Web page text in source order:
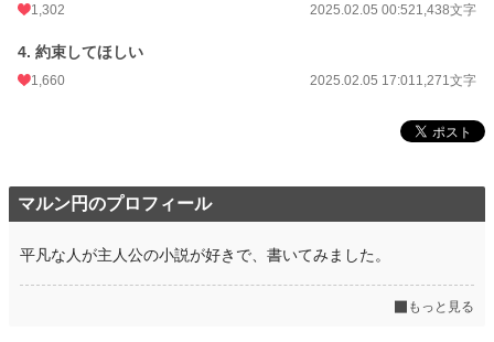
初回完結日時
年間ポイント 182,368 pt (3,442 位)
1,302 2025.02.05 00:521,438文字
4. 約束してほしい
1,660 2025.02.05 17:011,271文字
マルン円のプロフィール
平凡な人が主人公の小説が好きで、書いてみました。
もっと見る